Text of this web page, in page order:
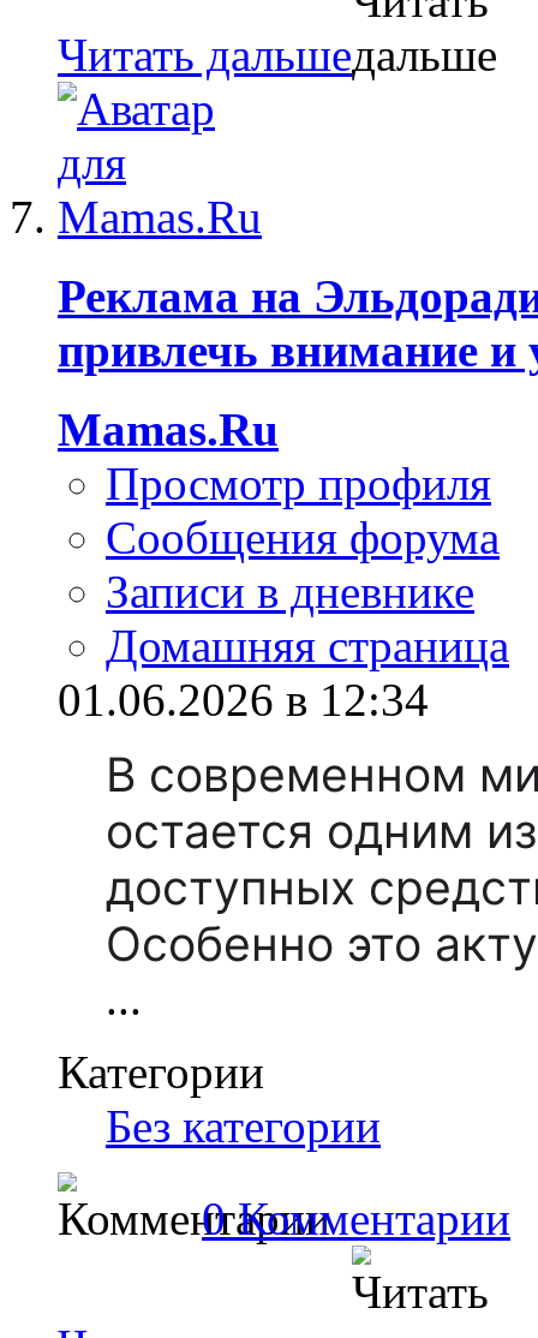
Читать дальше
Реклама на
привлечь внимание и
Mamas.Ru
Просмотр профиля
Сообщения форума
Записи в дневнике
Домашняя страница
01.06.2026 в 12:34
В современном
остается одним
доступных
Особенно это
...
Категории
Без категории
0 Комментарии